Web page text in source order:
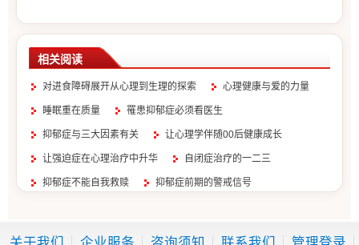
相关阅读
对进食障碍展开从心理到生理的探索 心理健康与爱的力量
睡眠重在质量 罹患抑郁症必须看医生
抑郁症与三大因素有关 让心理学伴随00后健康成长
让强迫症在心理治疗中升华 自闭症治疗的一二三
抑郁症不能自我救赎 抑郁症前期的警戒信号